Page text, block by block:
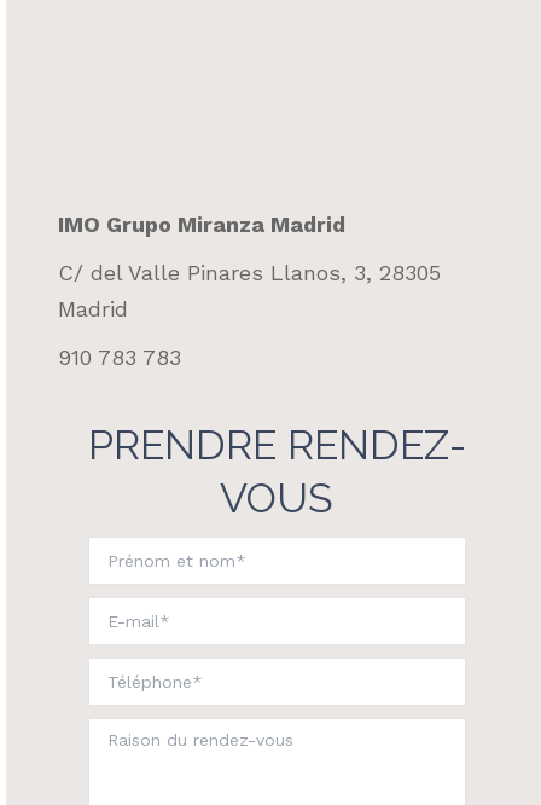
IMO Grupo Miranza Madrid
C/ del Valle Pinares Llanos, 3, 28305
Madrid
910 783 783
PRENDRE RENDEZ-
VOUS